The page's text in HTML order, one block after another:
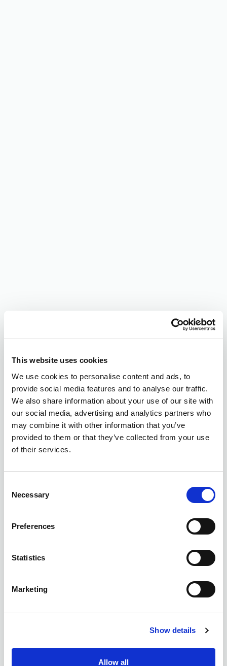
This website uses cookies
We use cookies to personalise content and ads, to
provide social media features and to analyse our traffic.
We also share information about your use of our site with
our social media, advertising and analytics partners who
may combine it with other information that you’ve
provided to them or that they’ve collected from your use
of their services.
Selection
Necessary
Preferences
Statistics
Marketing
Show details
Allow all